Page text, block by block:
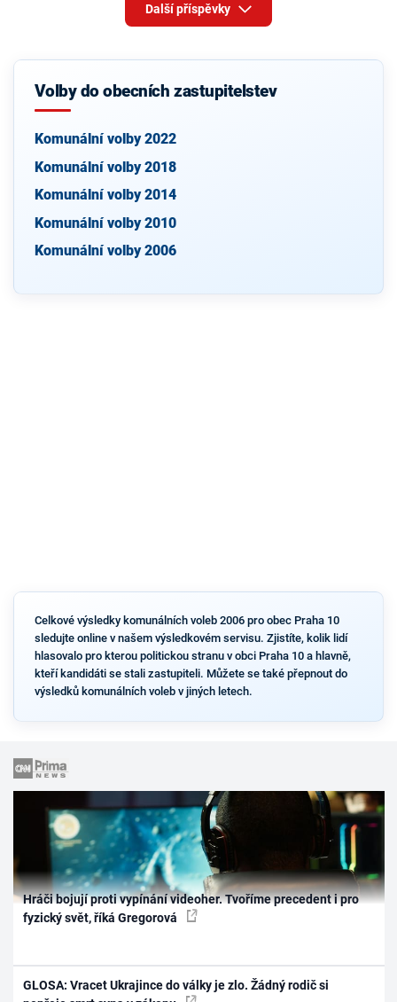
Další příspěvky
Volby do obecních zastupitelstev
Komunální volby 2022
Komunální volby 2018
Komunální volby 2014
Komunální volby 2010
Komunální volby 2006
Celkové výsledky komunálních voleb 2006 pro obec Praha 10
sledujte online v našem výsledkovém servisu. Zjistíte, kolik lidí
hlasovalo pro kterou politickou stranu v obci Praha 10 a hlavně,
kteří kandidáti se stali zastupiteli. Můžete se také přepnout do
výsledků komunálních voleb v jiných letech.
Hráči bojují proti vypínání videoher. Tvoříme precedent i pro
fyzický svět, říká Gregorová
GLOSA: Vracet Ukrajince do války je zlo. Žádný rodič si